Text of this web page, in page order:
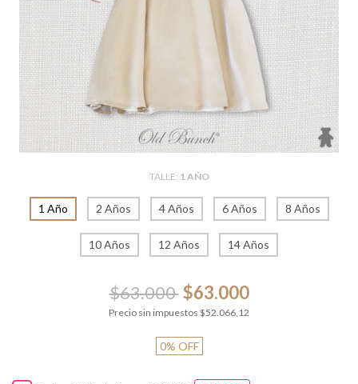
TALLE: 1 AÑO
1 Año 2 Años 4 Años 6 Años 8 Años
10 Años 12 Años 14 Años
$63.000 $63.000
Precio sin impuestos $52.066,12
0% OFF